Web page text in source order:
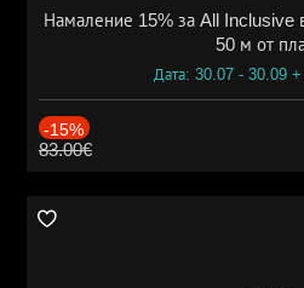
Намаление 15% за All Inclusive
50 м от
Дата: 30.07 - 30.09
-15%
83.00€